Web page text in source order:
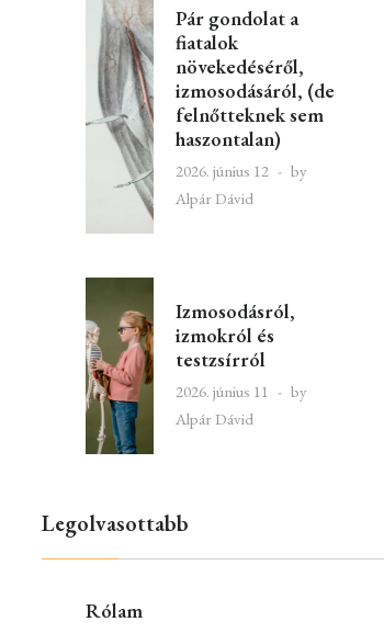
Pár gondolat a
fiatalok
növekedéséről,
izmosodásáról, (de
felnőtteknek sem
haszontalan)
2026. június 12
by
Alpár Dávid
Izmosodásról,
izmokról és
testzsírról
2026. június 11
by
Alpár Dávid
Legolvasottabb
Rólam